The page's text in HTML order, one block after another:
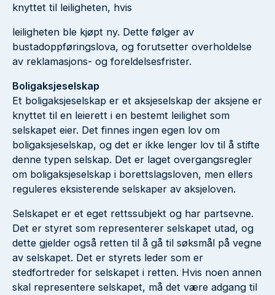
knyttet til leiligheten, hvis
leiligheten ble kjøpt ny. Dette følger av
bustadoppføringslova, og forutsetter overholdelse
av reklamasjons- og foreldelsesfrister.
Boligaksjeselskap
Et boligaksjeselskap er et aksjeselskap der aksjene er
knyttet til en leierett i en bestemt leilighet som
selskapet eier. Det finnes ingen egen lov om
boligaksjeselskap, og det er ikke lenger lov til å stifte
denne typen selskap. Det er laget overgangsregler
om boligaksjeselskap i borettslagsloven, men ellers
reguleres eksisterende selskaper av aksjeloven.
Selskapet er et eget rettssubjekt og har partsevne.
Det er styret som representerer selskapet utad, og
dette gjelder også retten til å gå til søksmål på vegne
av selskapet. Det er styrets leder som er
stedfortreder for selskapet i retten. Hvis noen annen
skal representere selskapet, må det være adgang til